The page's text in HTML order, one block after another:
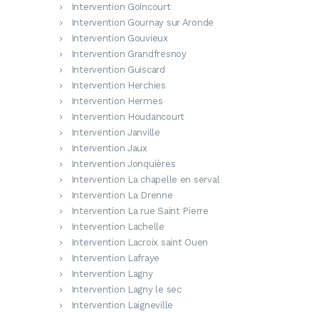
Intervention Goincourt
Intervention Gournay sur Aronde
Intervention Gouvieux
Intervention Grandfresnoy
Intervention Guiscard
Intervention Herchies
Intervention Hermes
Intervention Houdancourt
Intervention Janville
Intervention Jaux
Intervention Jonquières
Intervention La chapelle en serval
Intervention La Drenne
Intervention La rue Saint Pierre
Intervention Lachelle
Intervention Lacroix saint Ouen
Intervention Lafraye
Intervention Lagny
Intervention Lagny le sec
Intervention Laigneville